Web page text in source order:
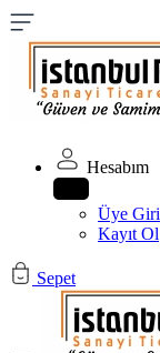
Hesabım
Üye
Kayıt Ol
Sepet